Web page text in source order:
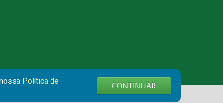
Política de
CONTINUAR